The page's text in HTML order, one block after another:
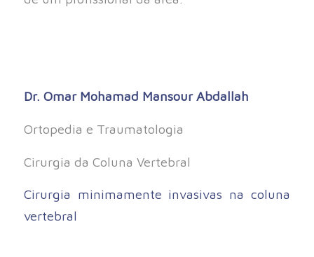
Dr. Omar Mohamad Mansour Abdallah
Ortopedia e Traumatologia
Cirurgia da Coluna Vertebral
Cirurgia minimamente invasivas na coluna
vertebral